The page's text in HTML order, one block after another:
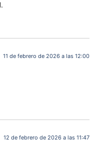
11 de febrero de 2026 a las 12:00
12 de febrero de 2026 a las 11:47